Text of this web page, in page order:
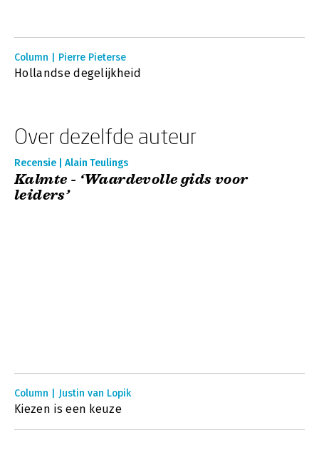
Column | Pierre Pieterse
Hollandse degelijkheid
Over dezelfde auteur
Recensie | Alain Teulings
Kalmte - ‘Waardevolle gids voor
leiders’
Column | Justin van Lopik
Kiezen is een keuze